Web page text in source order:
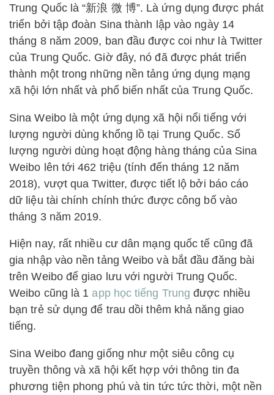
Trung Quốc là “新浪 微 博”. Là ứng dụng được phát
triển bởi tập đoàn Sina thành lập vào ngày 14
tháng 8 năm 2009, ban đầu được coi như là Twitter
của Trung Quốc. Giờ đây, nó đã được phát triển
thành một trong những nền tảng ứng dụng mạng
xã hội lớn nhất và phổ biến nhất của Trung Quốc.
Sina Weibo là một ứng dụng xã hội nổi tiếng với
lượng người dùng khổng lồ tại Trung Quốc. Số
lượng người dùng hoạt động hàng tháng của Sina
Weibo lên tới 462 triệu (tính đến tháng 12 năm
2018), vượt qua Twitter, được tiết lộ bởi báo cáo
dữ liệu tài chính chính thức được công bố vào
tháng 3 năm 2019.
Hiện nay, rất nhiều cư dân mạng quốc tế cũng đã
gia nhập vào nền tảng Weibo và bắt đầu đăng bài
trên Weibo để giao lưu với người Trung Quốc.
Weibo cũng là 1 app học tiếng Trung được nhiều
bạn trẻ sử dụng để trau dồi thêm khả năng giao
tiếng.
Sina Weibo đang giống như một siêu công cụ
truyền thông và xã hội kết hợp với thông tin đa
phương tiện phong phú và tin tức tức thời, một nền